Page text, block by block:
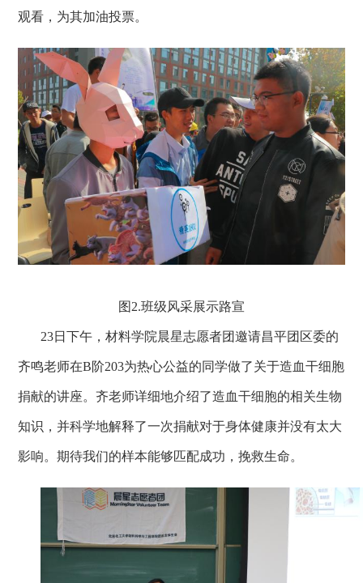
观看，为其加油投票。
图2.班级风采展示路宣
23日下午，材料学院晨星志愿者团邀请昌平团区委的
齐鸣老师在B阶203为热心公益的同学做了关于造血干细胞
捐献的讲座。齐老师详细地介绍了造血干细胞的相关生物
知识，并科学地解释了一次捐献对于身体健康并没有太大
影响。期待我们的样本能够匹配成功，挽救生命。